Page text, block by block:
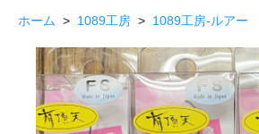
ホーム > 1089工房 > 1089工房-ルアー